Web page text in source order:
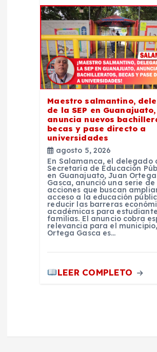
Maestro salmantino,
de la SEP en Guanajuato,
anuncia nuevos
becas y pase directo a
universidades
agosto 5, 2026
En Salamanca, el delegado
Secretaría de Educación
en Guanajuato, Juan Ortega
Gasca, anunció una serie de
acciones que buscan
acceso a la educación
reducir las barreras
académicas para
familias. El anuncio cobra
relevancia para el
Ortega Gasca es…
LEER COMPLETO